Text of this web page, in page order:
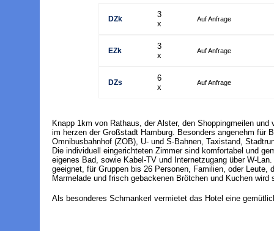
DZk
3
x
Auf Anfrage
EZk
3
x
Auf Anfrage
DZs
6
x
Auf Anfrage
Knapp 1km von Rathaus, der Alster, den Shoppingmeilen
im herzen der Großstadt Hamburg. Besonders angenehm für
Omnibusbahnhof (ZOB), U- und S-Bahnen, Taxistand,
Die individuell eingerichteten Zimmer sind komfortabel und
eigenes Bad, sowie Kabel-TV und Internetzugang über W-
geeignet, für Gruppen bis 26 Personen, Familien, oder
Marmelade und frisch gebackenen Brötchen und Kuchen
Als besonderes Schmankerl vermietet das Hotel eine